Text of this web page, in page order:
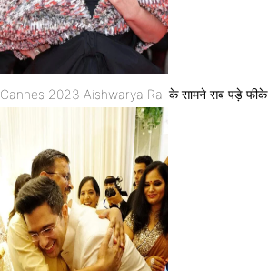
Cannes 2023 Aishwarya Rai के सामने सब पड़े फीके